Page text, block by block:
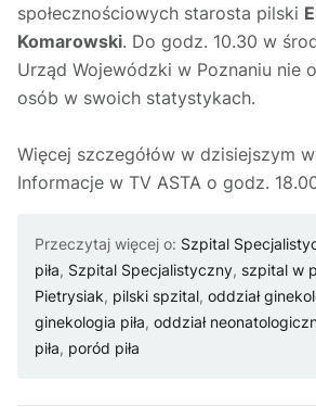
społecznościowych starosta pilski
Komarowski. Do godz. 10.30 w
Urząd Wojewódzki w Poznaniu nie
osób w swoich statystykach.
Więcej szczegółów w dzisiejszym
Informacje w TV ASTA o godz.
Przeczytaj więcej o: Szpital
piła, Szpital Specjalistyczny, szpital w
Pietrysiak, pilski spzital, oddział
ginekologia piła, oddział
piła, poród piła